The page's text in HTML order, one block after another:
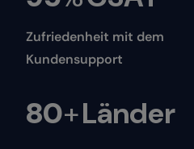
Zufriedenheit mit dem
Kundensupport
80+Länder